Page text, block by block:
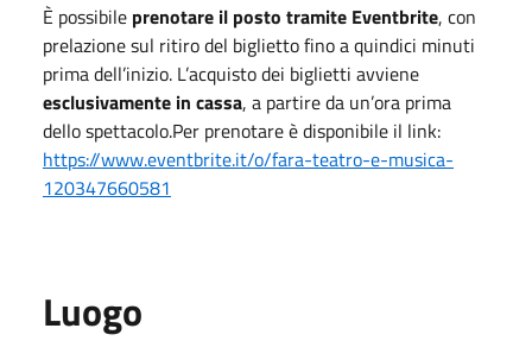
È possibile prenotare il posto tramite Eventbrite, con
prelazione sul ritiro del biglietto fino a quindici minuti
prima dell’inizio. L’acquisto dei biglietti avviene
esclusivamente in cassa, a partire da un’ora prima
dello spettacolo.Per prenotare è disponibile il link:
https://www.eventbrite.it/o/fara-teatro-e-musica-
120347660581
Luogo